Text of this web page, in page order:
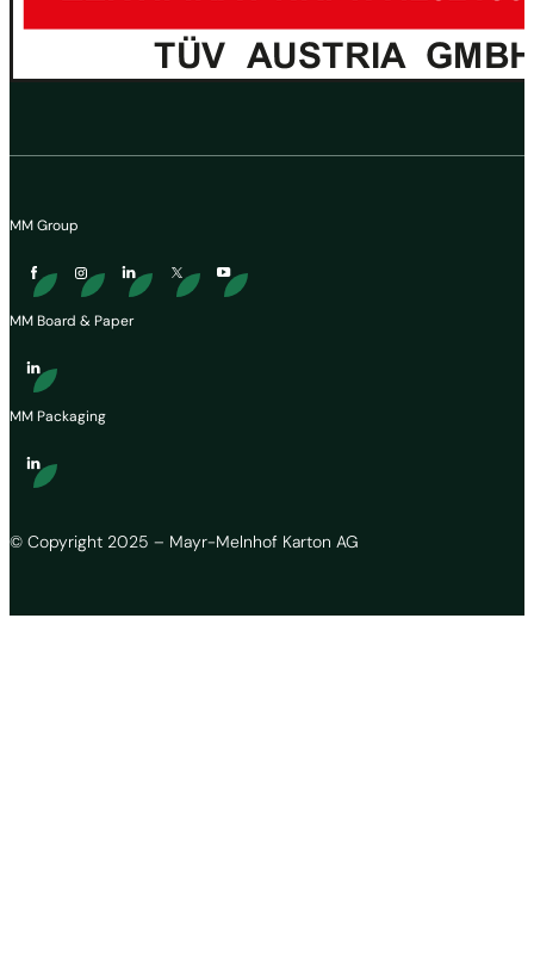
© Copyright 2025 – Mayr-Melnhof Karton AG
MM Group
MM Board & Paper
MM Packaging